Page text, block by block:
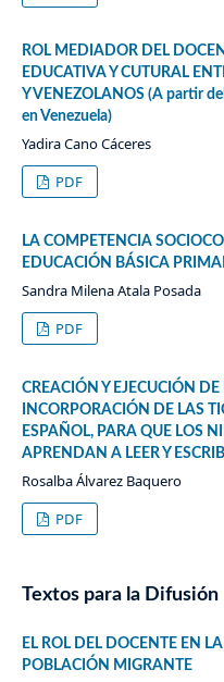
ROL MEDIADOR DEL
EDUCATIVA Y CUTURAL
Y VENEZOLANOS (A partir
en Venezuela)
Yadira Cano Cáceres
PDF
LA COMPETENCIA
EDUCACIÓN BÁSICA
Sandra Milena Atala Posada
PDF
CREACIÓN Y EJECUCIÓN
INCORPORACIÓN DE LAS
ESPAÑOL, PARA QUE LOS
APRENDAN A LEER Y
Rosalba Álvarez Baquero
PDF
Textos para la Difusión
EL ROL DEL DOCENTE EN
POBLACIÓN MIGRANTE